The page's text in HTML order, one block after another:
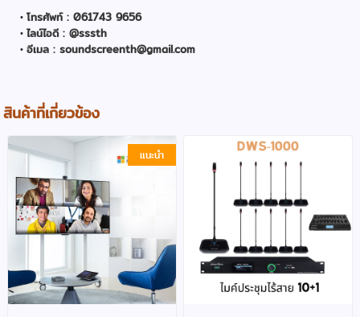
โทรศัพท์ : 061743 9656
ไลน์ไอดี : @sssth
อีเมล : soundscreenth@gmail.com
สินค้าที่เกี่ยวข้อง
แนะนำ